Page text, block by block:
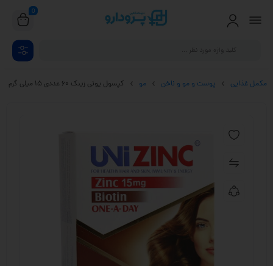
0
مکمل غذایی پوست و مو و ناخن مو کپسول یونی زینک 60 عددی 15 میلی گرم